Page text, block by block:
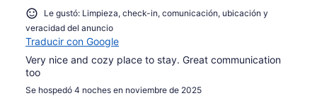
Le gustó: Limpieza, check-in, comunicación, ubicación y
veracidad del anuncio
Traducir con Google
Very nice and cozy place to stay. Great communication
too
Se hospedó 4 noches en noviembre de 2025